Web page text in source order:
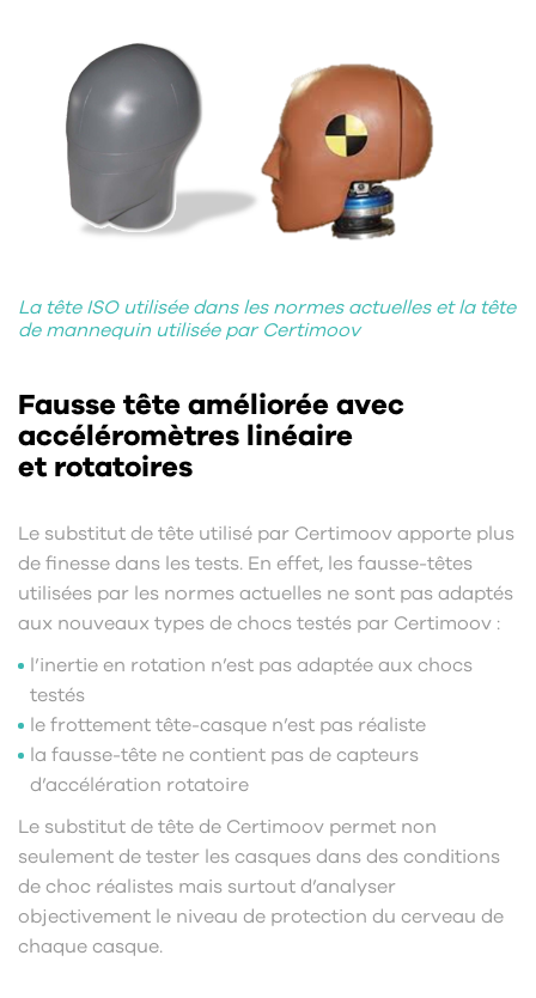
Fausse tête améliorée avec
accéléromètres linéaire
et rotatoires
Le substitut de tête utilisé par Certimoov apporte plus
de finesse dans les tests. En effet, les fausse-têtes
utilisées par les normes actuelles ne sont pas adaptés
aux nouveaux types de chocs testés par Certimoov :
l’inertie en rotation n’est pas adaptée aux chocs
testés
le frottement tête-casque n’est pas réaliste
la fausse-tête ne contient pas de capteurs
d’accélération rotatoire
Le substitut de tête de Certimoov permet non
seulement de tester les casques dans des conditions
de choc réalistes mais surtout d’analyser
objectivement le niveau de protection du cerveau de
chaque casque.
La tête ISO utilisée dans les normes actuelles et la tête
de mannequin utilisée par Certimoov